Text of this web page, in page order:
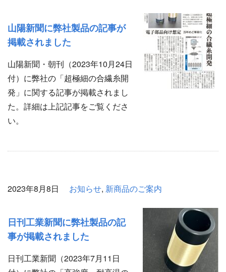
山陽新聞に弊社製品の記事が
掲載されました
山陽新聞・朝刊（2023年10月24日
付）に弊社の「超極細の合繊糸開
発」に関する記事が掲載されまし
た。詳細は上記記事をご覧くださ
い。
2023年8月8日 お知らせ, 新商品のご案内
日刊工業新聞に弊社製品の記
事が掲載されました
日刊工業新聞（2023年7月11日